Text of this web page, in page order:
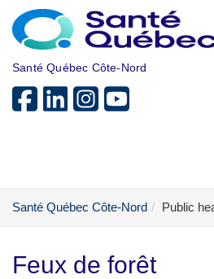
Skip to main content
Santé Québec Côte-Nord
Santé Québec Côte-Nord Public
Feux de forêt